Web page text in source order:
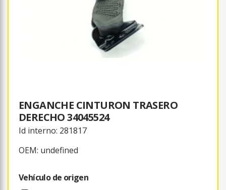
ENGANCHE CINTURON TRASERO
DERECHO 34045524
Id interno: 281817
OEM: undefined
Vehículo de origen